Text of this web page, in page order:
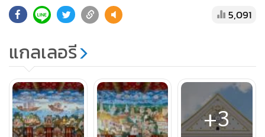
สถาน ภายในพระบรมมหาราชวัง ตามแนวพระราชดำริพระบาท
สมเด็จพระเจ้าอยู่หัว ซึ่งทรงพระกรุณาโปรดเกล้าฯ ให้กรม
ศิลปากรเขียนขึ้น
วัดราชผาติการามได้ดำเนินการบูรณปฏิสังขรณ์เรื่อยมาทุกสมัย
ของเจ้าอาวาส โดนเฉพาะในสมัยของสมเด็จพระมหาวีรวงศ์(วิน
ธมฺมสาโร)เป็นเจ้าอาวาส ได้บูรณปฏิสังขรณ์ก่อสร้างอาคาร
เสนาสนะต่างๆมากมาย นำความเจริญก้าวหน้าและชื่อเสียง
5,091
แกลเลอรี
+3